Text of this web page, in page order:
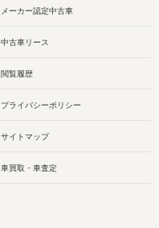
メーカー認定中古車
中古車リース
閲覧履歴
プライバシーポリシー
サイトマップ
車買取・車査定